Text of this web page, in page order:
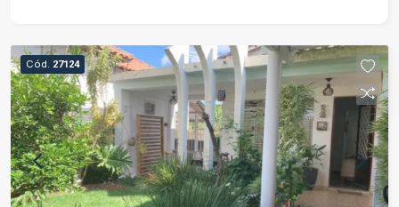
chance de conquistar seu novo lar.
Cód. 27124